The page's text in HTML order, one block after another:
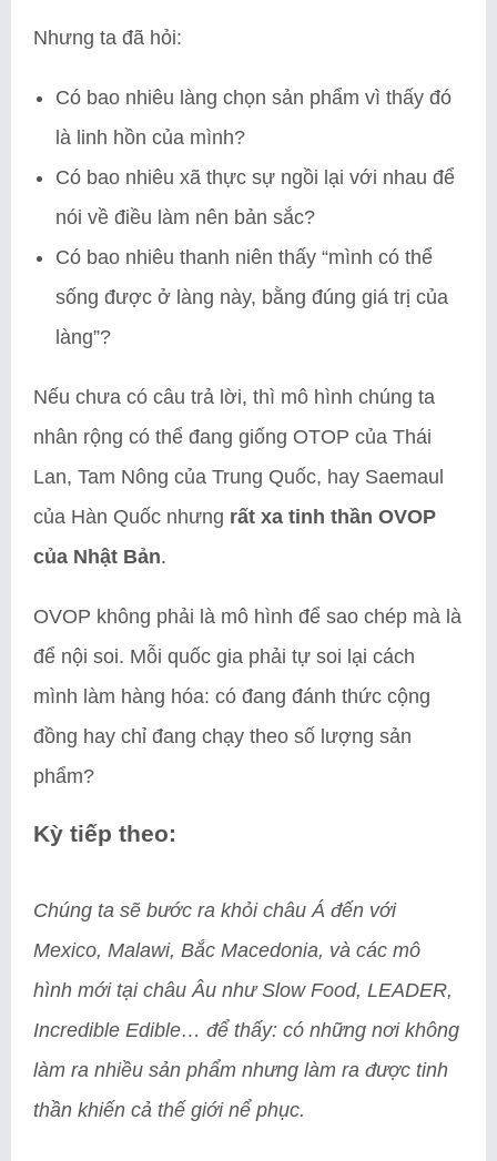
Nhưng ta đã hỏi:
Có bao nhiêu làng chọn sản phẩm vì thấy đó
là linh hồn của mình?
Có bao nhiêu xã thực sự ngồi lại với nhau để
nói về điều làm nên bản sắc?
Có bao nhiêu thanh niên thấy “mình có thể
sống được ở làng này, bằng đúng giá trị của
làng”?
Nếu chưa có câu trả lời, thì mô hình chúng ta
nhân rộng có thể đang giống OTOP của Thái
Lan, Tam Nông của Trung Quốc, hay Saemaul
của Hàn Quốc nhưng rất xa tinh thần OVOP
của Nhật Bản.
OVOP không phải là mô hình để sao chép mà là
để nội soi. Mỗi quốc gia phải tự soi lại cách
mình làm hàng hóa: có đang đánh thức cộng
đồng hay chỉ đang chạy theo số lượng sản
phẩm?
Kỳ tiếp theo:
Chúng ta sẽ bước ra khỏi châu Á đến với
Mexico, Malawi, Bắc Macedonia, và các mô
hình mới tại châu Âu như Slow Food, LEADER,
Incredible Edible… để thấy: có những nơi không
làm ra nhiều sản phẩm nhưng làm ra được tinh
thần khiến cả thế giới nể phục.